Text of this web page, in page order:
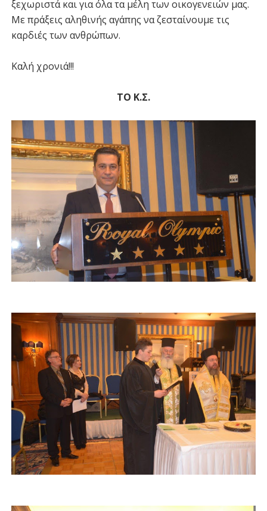
ξεχωριστά και για όλα τα μέλη των οικογενειών μας.
Με πράξεις αληθινής αγάπης να ζεσταίνουμε τις
καρδιές των ανθρώπων.
Καλή χρονιά!!!
ΤΟ Κ.Σ.